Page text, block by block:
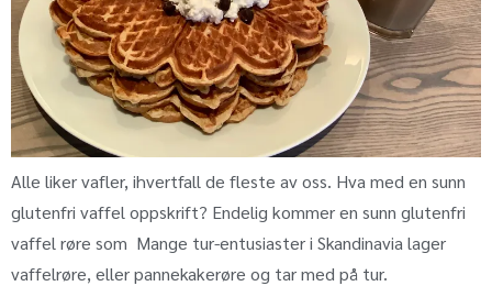
Alle liker vafler, ihvertfall de fleste av oss. Hva med en sunn
glutenfri vaffel oppskrift? Endelig kommer en sunn glutenfri
vaffel røre som Mange tur-entusiaster i Skandinavia lager
vaffelrøre, eller pannekakerøre og tar med på tur.